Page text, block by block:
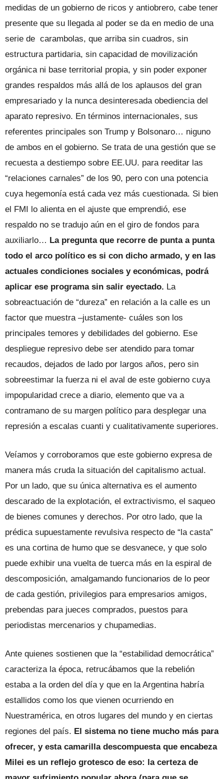
medidas de un gobierno de ricos y antiobrero, cabe tener
presente que su llegada al poder se da en medio de una
serie de carambolas, que arriba sin cuadros, sin
estructura partidaria, sin capacidad de movilización
orgánica ni base territorial propia, y sin poder exponer
grandes respaldos más allá de los aplausos del gran
empresariado y la nunca desinteresada obediencia del
aparato represivo. En términos internacionales, sus
referentes principales son Trump y Bolsonaro… niguno
de ambos en el gobierno. Se trata de una gestión que se
recuesta a destiempo sobre EE.UU. para reeditar las
“relaciones carnales” de los 90, pero con una potencia
cuya hegemonía está cada vez más cuestionada. Si bien
el FMI lo alienta en el ajuste que emprendió, ese
respaldo no se tradujo aún en el giro de fondos para
auxiliarlo… La pregunta que recorre de punta a punta
todo el arco político es si con dicho armado, y en las
actuales condiciones sociales y económicas, podrá
aplicar ese programa sin salir eyectado. La
sobreactuación de “dureza” en relación a la calle es un
factor que muestra –justamente- cuáles son los
principales temores y debilidades del gobierno. Ese
despliegue represivo debe ser atendido para tomar
recaudos, dejados de lado por largos años, pero sin
sobreestimar la fuerza ni el aval de este gobierno cuya
impopularidad crece a diario, elemento que va a
contramano de su margen político para desplegar una
represión a escalas cuanti y cualitativamente superiores.
Veíamos y corroboramos que este gobierno expresa de
manera más cruda la situación del capitalismo actual.
Por un lado, que su única alternativa es el aumento
descarado de la explotación, el extractivismo, el saqueo
de bienes comunes y derechos. Por otro lado, que la
prédica supuestamente revulsiva respecto de “la casta”
es una cortina de humo que se desvanece, y que solo
puede exhibir una vuelta de tuerca más en la espiral de
descomposición, amalgamando funcionarios de lo peor
de cada gestión, privilegios para empresarios amigos,
prebendas para jueces comprados, puestos para
periodistas mercenarios y chupamedias.
Ante quienes sostienen que la “estabilidad democrática”
caracteriza la época, retrucábamos que la rebelión
estaba a la orden del día y que en la Argentina habría
estallidos como los que vienen ocurriendo en
Nuestramérica, en otros lugares del mundo y en ciertas
regiones del país. El sistema no tiene mucho más para
ofrecer, y esta camarilla descompuesta que encabeza
Milei es un reflejo grotesco de eso: la certeza de